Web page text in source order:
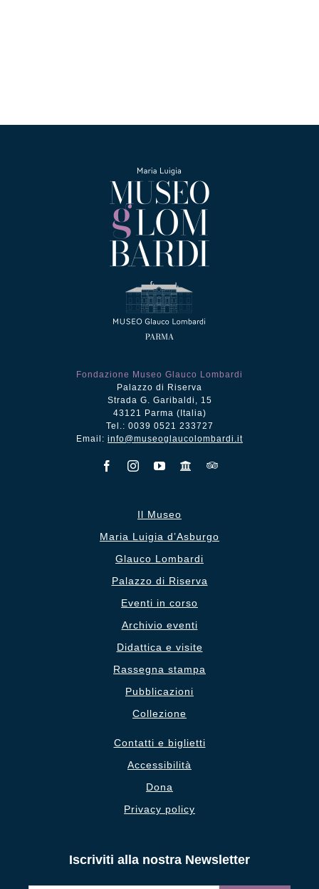
Fondazione Museo Glauco Lombardi
Palazzo di Riserva
Strada G. Garibaldi, 15
43121 Parma (Italia)
Tel.: 0039 0521 233727
Email: info@museoglaucolombardi.it
Il Museo
Maria Luigia d’Asburgo
Glauco Lombardi
Palazzo di Riserva
Eventi in corso
Archivio eventi
Didattica e visite
Rassegna stampa
Pubblicazioni
Collezione
Contatti e biglietti
Accessibilità
Dona
Privacy policy
Iscriviti alla nostra Newsletter